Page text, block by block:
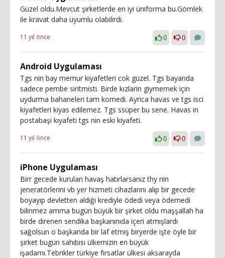
Güzel oldu.Mevcut şirketlerde en iyi üniforma bu.Gömlek
ile kravat daha uyumlu olabilirdi.
11 yıl önce 0 0
Android Uygulaması
Tgs nin bay memur kıyafetleri cok güzel. Tgs bayanda
sadece pembe siritmisti. Birde kızlarin giymemek için
uydurma bahaneleri tam komedi. Ayrica havas ve tgs isci
kiyafetleri kiyas edilemez. Tgs ssüper bu sene. Havas in
postabaşi kıyafeti tgs nin eski kiyafeti.
11 yıl önce 0 0
iPhone Uygulaması
Birr gecede kurulan havaş hatırlarsanız thy nin
jeneratörlerini vb yer hizmeti cihazlarını alıp bir gecede
boyayıp devletten aldığı krediyle ödedi veya ödemedi
bilinmez amma bugün büyük bir şirket oldu maşşallah ha
birde direnen sendika başkanınıda içeri atmışlardı
sağolsun o başkanda bir laf etmiş biryerde işte öyle bir
şirket bugün sahıbısı ülkemizin en büyük
işadamı.Tebrikler türkiye fırsatlar ülkesi aksarayda